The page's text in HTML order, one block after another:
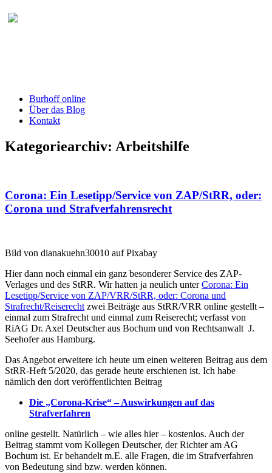
Burhoff online
Über das Blog
Kontakt
Kategoriearchiv: Arbeitshilfe
Corona: Ein Lesetipp/Service von ZAP/StRR, oder:
Corona und Strafverfahrensrecht
Bild von dianakuehn30010 auf Pixabay
Hier dann noch einmal ein ganz besonderer Service des ZAP-
Verlages und des StRR. Wir hatten ja neulich unterCorona: Ein
Lesetipp/Service von ZAP/VRR/StRR, oder: Corona und
Strafrecht/Reiserecht zwei Beiträge aus StRR/VRR online gestellt –
einmal zum Strafrecht und einmal zum Reiserecht; verfasst von
RiAG Dr. Axel Deutscher aus Bochum und von Rechtsanwalt J.
Seehofer aus Hamburg.
Das Angebot erweitere ich heute um einen weiteren Beitrag aus dem
StRR-Heft 5/2020, das gerade heute erschienen ist. Ich habe
nämlich den dort veröffentlichten Beitrag
Die „Corona-Krise“ – Auswirkungen auf das
Strafverfahren
online gestellt. Natürlich – wie alles hier – kostenlos. Auch der
Beitrag stammt vom Kollegen Deutscher, der Richter am AG
Bochum ist. Er behandelt m.E. alle Fragen, die im Strafverfahren
von Bedeutung sind bzw. werden können.